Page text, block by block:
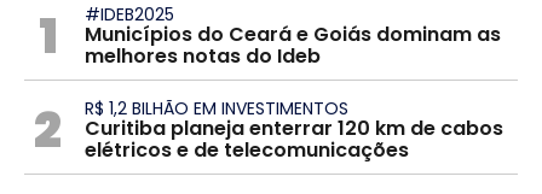
1 #IDEB2025
Municípios do Ceará e Goiás dominam as
melhores notas do Ideb
2 R$ 1,2 BILHÃO EM INVESTIMENTOS
Curitiba planeja enterrar 120 km de cabos
elétricos e de telecomunicações